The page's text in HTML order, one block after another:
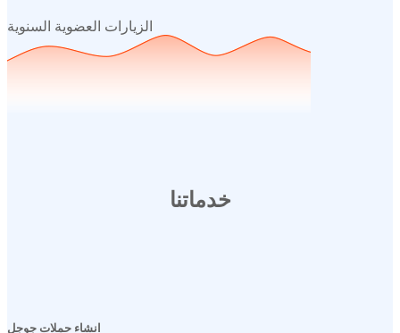
الزيارات العضوية السنوية
خدماتنا
انشاء حملات جوجل